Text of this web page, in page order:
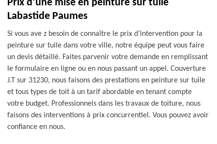
Prix d’une mise en peinture sur tuile
Labastide Paumes
Si vous ave z besoin de connaître le prix d’intervention pour la
peinture sur tuile dans votre ville, notre équipe peut vous faire
un devis détaillé. Faites parvenir votre demande en remplissant
le formulaire en ligne ou en nous passant un appel. Couverture
J.T sur 31230, nous faisons des prestations en peinture sur tuile
et tous types de toit à un tarif abordable en tenant compte
votre budget. Professionnels dans les travaux de toiture, nous
faisons des interventions à prix concurrentiel. Vous pouvez avoir
confiance en nous.